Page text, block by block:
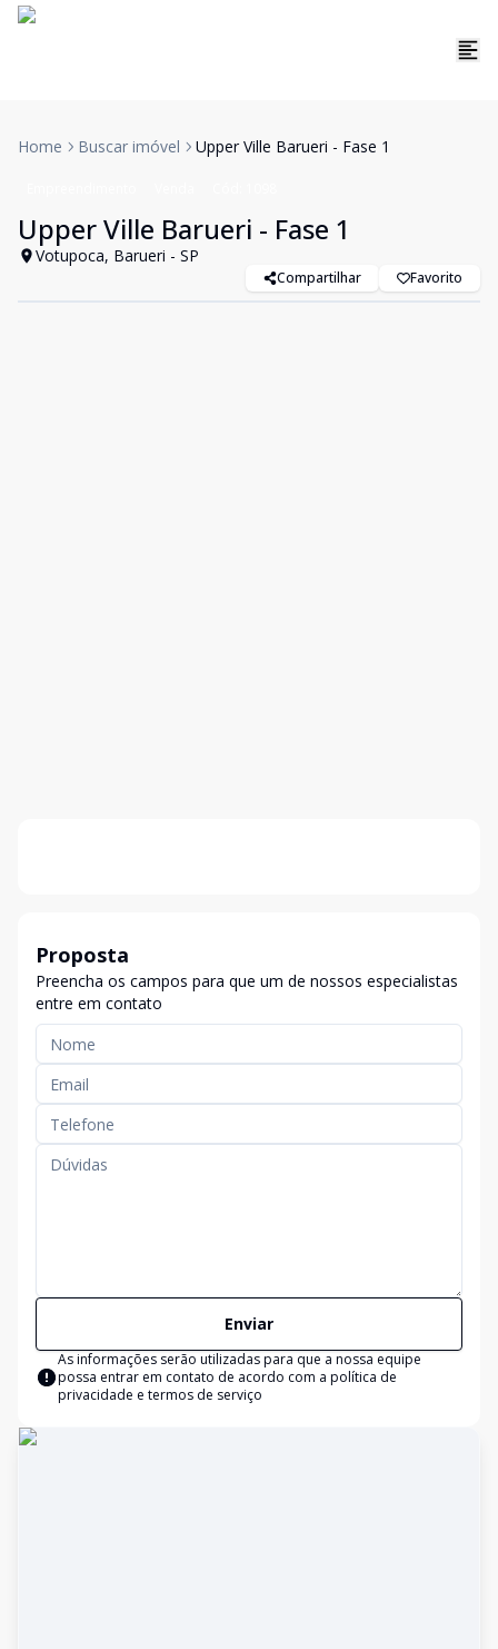
Home Buscar imóvel Upper Ville Barueri - Fase 1
Upper Ville Barueri - Fase 1
Votupoca, Barueri - SP
Compartilhar Favorito
Proposta
Preencha os campos para que um de nossos especialistas
entre em contato
Enviar
As informações serão utilizadas para que a nossa equipe
possa entrar em contato de acordo com a política de
privacidade e termos de serviço